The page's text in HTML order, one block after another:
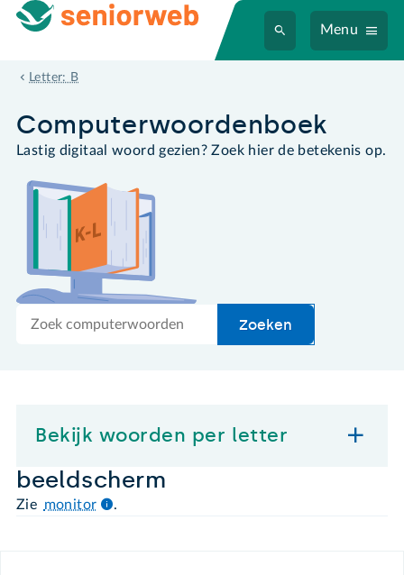
Menu
Letter: B
beeldscherm
Computer­woordenboek
Lastig digitaal woord gezien? Zoek hier de betekenis op.
Zoek
Zoeken
Bekijk woorden per letter
beeldscherm
Zie monitor .